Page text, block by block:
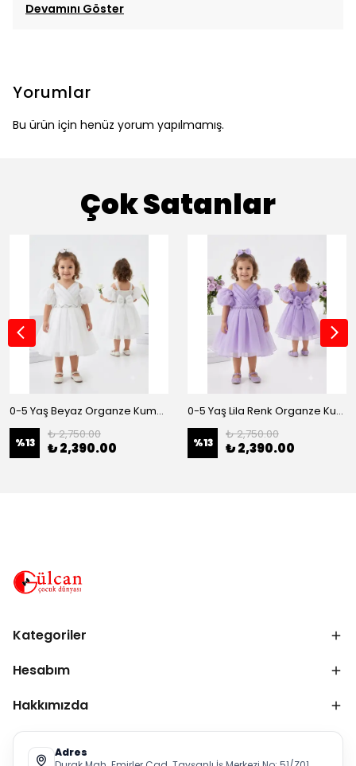
Devamını Göster
Yorumlar
Bu ürün için henüz yorum yapılmamış.
Çok Satanlar
0-5 Yaş Beyaz Organze Kumaş Bel İnci Kemerli Midi Boy Arkası Lastikli Abiye
%13
₺ 2,750.00
₺ 2,390.00
0-5 Yaş Lila Renk Organze Kumaş Bel İnci Kemerli Midi Boy Arkası Lastikli Abiye
%13
₺ 2,750.00
₺ 2,390.00
Kategoriler
Hesabım
Hakkımızda
Adres